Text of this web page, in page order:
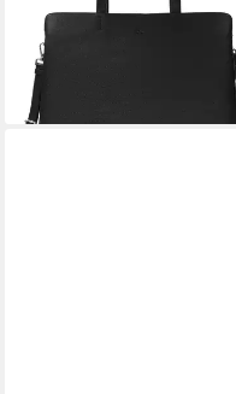
314,91 € 349,90 €
-10%
lieferbar - in 3-4 Werktagen bei